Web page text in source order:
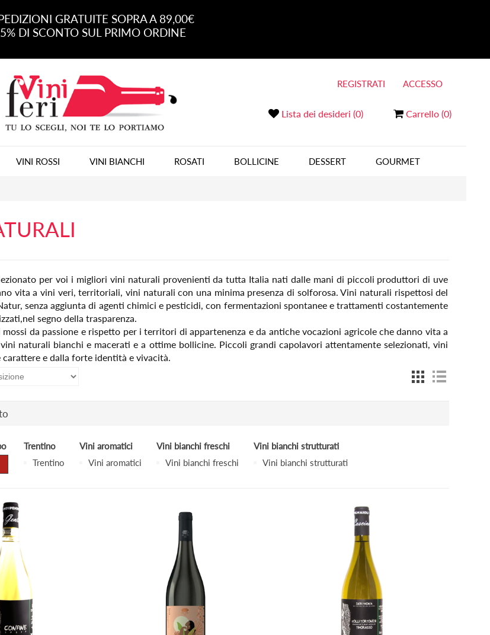
GRATUITE SOPRA A 89,00€
5% DI SCONTO SUL PRIMO ORDINE
Lista dei desideri (0) Carrello (0)
REGISTRATI ACCESSO
VINI ROSSI VINI BIANCHI ROSATI BOLLICINE DESSERT GOURMET
per voi i migliori vini naturali provenienti da tutta Italia nati dalle mani di piccoli produttori di uve
vita a vini veri, territoriali, vini naturali con una minima presenza di solforosa. Vini naturali rispettosi del
senza aggiunta di agenti chimici e pesticidi, con fermentazioni spontanee e trattamenti costantemente
segno della trasparenza.
da passione e rispetto per i territori di appartenenza e da antiche vocazioni agricole che danno vita a
naturali bianchi e macerati e a ottime bollicine. Piccoli grandi capolavori attentamente selezionati, vini
carattere e dalla forte identità e vivacità.
Trentino
Trentino
Vini aromatici
Vini aromatici
Vini bianchi freschi
Vini bianchi freschi
Vini bianchi strutturati
Vini bianchi strutturati